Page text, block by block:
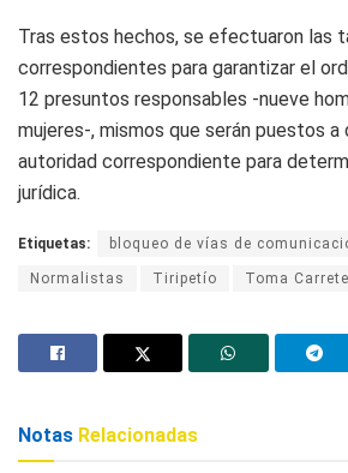
Tras estos hechos, se efectuaron las
correspondientes para garantizar el
12 presuntos responsables -nueve
mujeres-, mismos que serán puestos a
autoridad correspondiente para
jurídica.
Etiquetas: bloqueo de vías de
Normalistas Tiripetío Toma
Notas Relacionadas